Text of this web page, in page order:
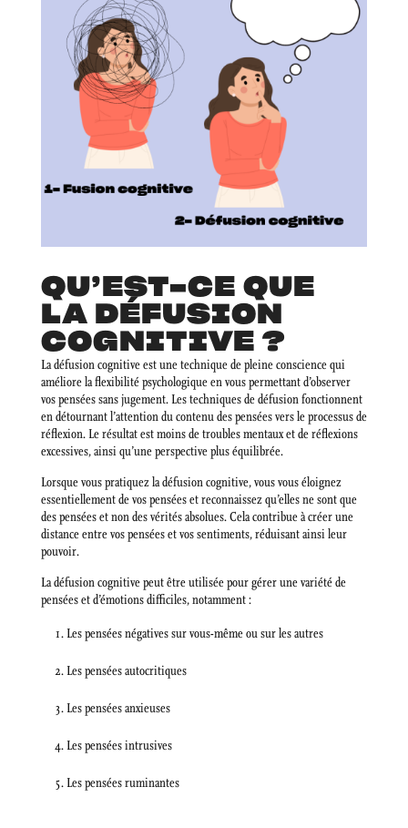
QU’EST-CE QUE
LA DÉFUSION
COGNITIVE ?
La défusion cognitive est une technique de pleine conscience qui
améliore la flexibilité psychologique en vous permettant d’observer
vos pensées sans jugement. Les techniques de défusion fonctionnent
en détournant l’attention du contenu des pensées vers le processus de
réflexion. Le résultat est moins de troubles mentaux et de réflexions
excessives, ainsi qu’une perspective plus équilibrée.
Lorsque vous pratiquez la défusion cognitive, vous vous éloignez
essentiellement de vos pensées et reconnaissez qu’elles ne sont que
des pensées et non des vérités absolues. Cela contribue à créer une
distance entre vos pensées et vos sentiments, réduisant ainsi leur
pouvoir.
La défusion cognitive peut être utilisée pour gérer une variété de
pensées et d’émotions difficiles, notamment :
Les pensées négatives sur vous-même ou sur les autres
Les pensées autocritiques
Les pensées anxieuses
Les pensées intrusives
Les pensées ruminantes